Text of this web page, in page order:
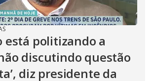
está politizando a
discutindo questão
diz presidente da